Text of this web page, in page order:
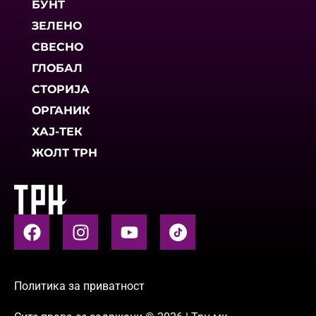
БУНТ
ЗЕЛЕНО
СВЕСНО
ГЛОБАЛ
СТОРИЈА
ОРГАНИК
ХАЈ-ТЕК
ЖОЛТ ТРН
Политика за приватност